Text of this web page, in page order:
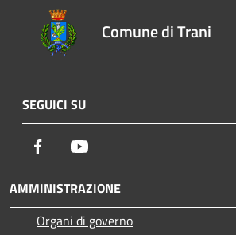
Comune di Trani
SEGUICI SU
Facebook
AMMINISTRAZIONE
Organi di governo